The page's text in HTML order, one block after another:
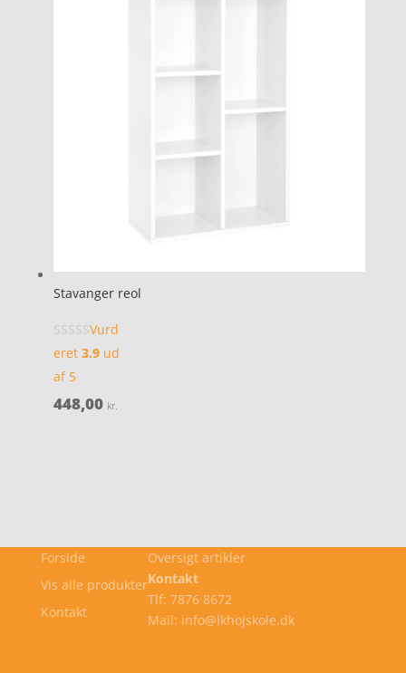
Stavanger reol
Vurd
eret 3.9ud
af 5
448,00 kr.
Forside
Vis alle produkter
Kontakt
Oversigt artikler
Kontakt
Tlf: 7876 8672
Mail: info@lkhojskole.dk